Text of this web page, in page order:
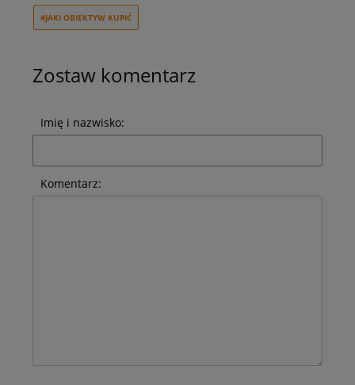
#JAKI OBIEKTYW KUPIĆ
Zostaw komentarz
Imię i nazwisko:
Komentarz: